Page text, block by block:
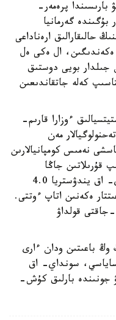
بارىسىندا پرەمەر-
گەرمانيا
حالىقارالىق ارەناداعى
ەكەندىگىن، ال ەكى ەل
جىلدار بويى دوستىق
كەلە جاتقاندىعىن
ءوزارا قارىم-
مەن
نەمىس كومپانيالارىن
قۇرىلاتىن جاڭا
وندىرىستەردى دامىتۋعا تارتۋ، سونداي- اق يندۋستريا 4.0
ەكەنىن اتاپ ءوتتى.
جاقتى قولداۋ
وڭ باعىتىن ودان ءارى
ساياسي، سونداي- اق
جونىندە بارلىق كۇش-